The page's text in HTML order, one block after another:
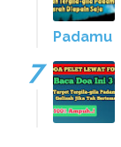
Padamu